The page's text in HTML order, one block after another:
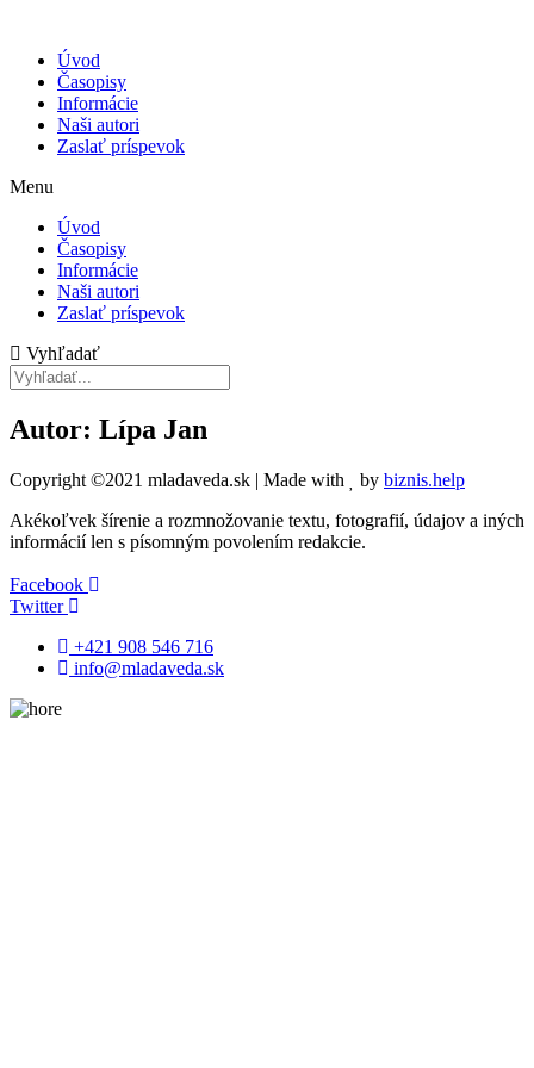
Úvod
Časopisy
Informácie
Naši autori
Zaslať príspevok
Menu
Úvod
Časopisy
Informácie
Naši autori
Zaslať príspevok
Vyhľadať
Autor: Lípa Jan
Copyright ©2021 mladaveda.sk | Made with by biznis.help
Akékoľvek šírenie a rozmnožovanie textu, fotografií, údajov a iných
informácií len s písomným povolením redakcie.
Facebook
Twitter
+421 908 546 716
info@mladaveda.sk